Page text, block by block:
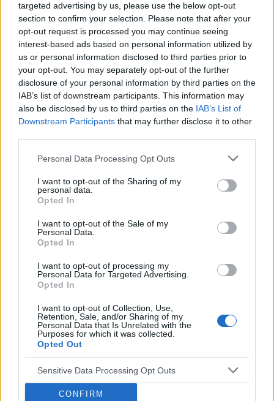
targeted advertising by us, please use the below opt-out
section to confirm your selection. Please note that after your
opt-out request is processed you may continue seeing
interest-based ads based on personal information utilized by
us or personal information disclosed to third parties prior to
your opt-out. You may separately opt-out of the further
disclosure of your personal information by third parties on the
IAB’s list of downstream participants. This information may
also be disclosed by us to third parties on the IAB’s List of
Downstream Participants that may further disclose it to other
Personal Data Processing Opt Outs
I want to opt-out of the Sharing of my
personal data.
Opted In
I want to opt-out of the Sale of my
Personal Data.
Opted In
I want to opt-out of processing my
Personal Data for Targeted Advertising.
Opted In
I want to opt-out of Collection, Use,
Retention, Sale, and/or Sharing of my
Personal Data that Is Unrelated with the
Purposes for which it was collected.
Opted Out
Sensitive Data Processing Opt Outs
CONFIRM
deutsch
Treści i materiały zawarte w tym serwisie mają charakter
edukacyjno-informacyjny. Wydawca i redakcja serwisu nie ponosi
odpowiedzialności za efekty ich zastosowania. Przed
zastosowaniem porad i wskazówek zawartych w serwisie, należy
bezwzględnie skonsultować się z lekarzem.